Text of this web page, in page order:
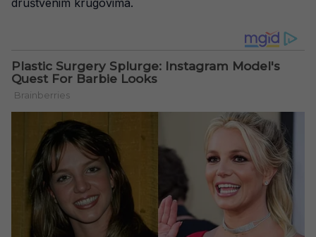
društvenim krugovima.